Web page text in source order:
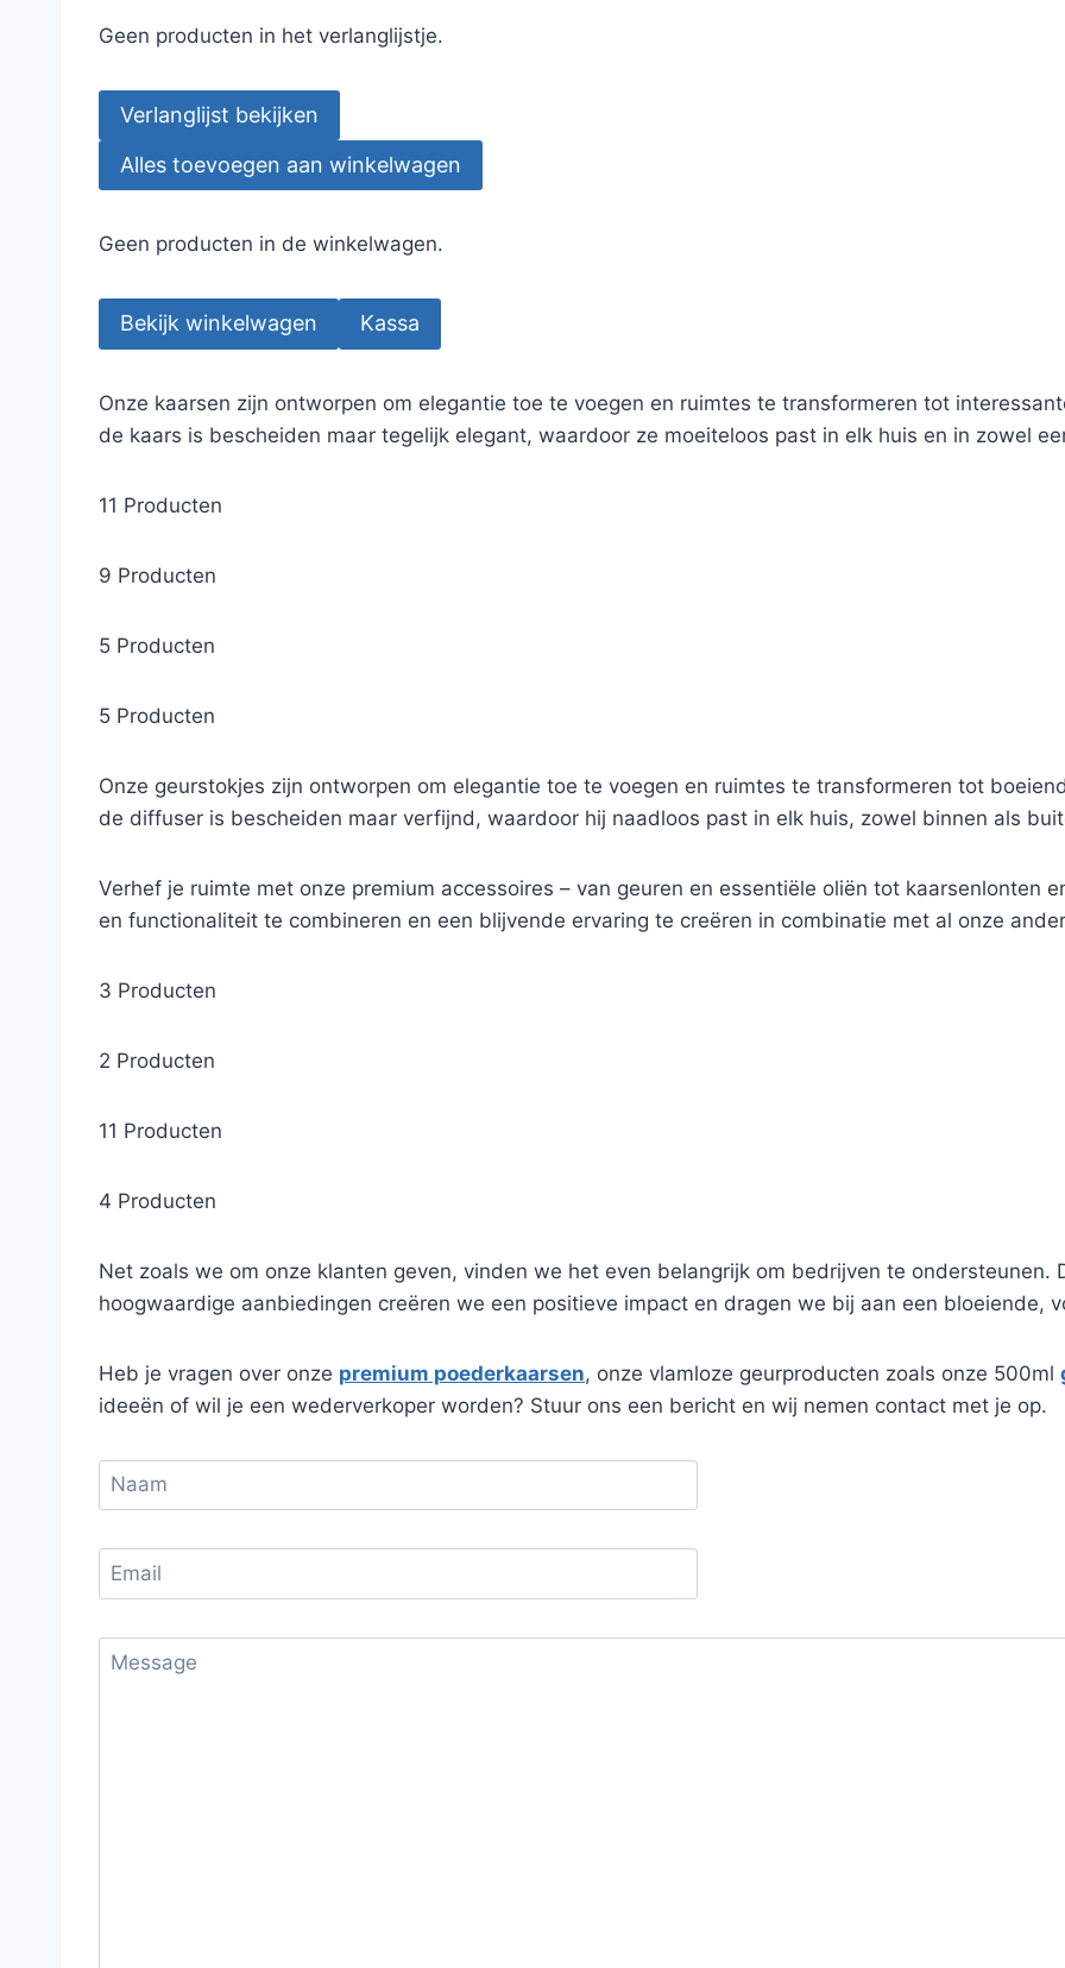
Geen producten in het verlanglijstje.
Verlanglijst bekijken
Alles toevoegen aan winkelwagen
Geen producten in de winkelwagen.
Bekijk winkelwagen Kassa
Onze kaarsen zijn ontworpen om elegantie toe te voegen en ruimtes te transformeren tot
de kaars is bescheiden maar tegelijk elegant, waardoor ze moeiteloos past in elk huis en in zowel
11 Producten
9 Producten
5 Producten
5 Producten
Onze geurstokjes zijn ontworpen om elegantie toe te voegen en ruimtes te transformeren tot
de diffuser is bescheiden maar verfijnd, waardoor hij naadloos past in elk huis, zowel binnen als
Verhef je ruimte met onze premium accessoires – van geuren en essentiële oliën tot kaarsenlonten
en functionaliteit te combineren en een blijvende ervaring te creëren in combinatie met al onze
3 Producten
2 Producten
11 Producten
4 Producten
Net zoals we om onze klanten geven, vinden we het even belangrijk om bedrijven te ondersteunen.
hoogwaardige aanbiedingen creëren we een positieve impact en dragen we bij aan een bloeiende,
Heb je vragen over onze premium poederkaarsen, onze vlamloze geurproducten zoals onze 500ml
ideeën of wil je een wederverkoper worden? Stuur ons een bericht en wij nemen contact met je op.